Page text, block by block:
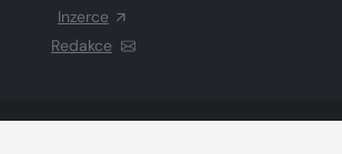
Inzerce
Redakce